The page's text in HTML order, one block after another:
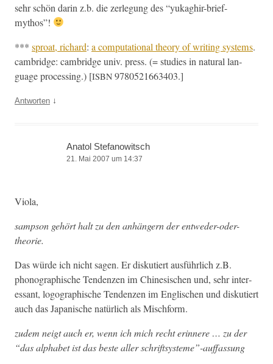
sehr schön darin z.b. die zer­legung des “yuk­aghir-brief-
mythos”!
*** sproat, richard: a com­pu­ta­tion­al the­o­ry of writ­ing sys­tems.
cam­bridge: cam­bridge univ. press. (= stud­ies in nat­ur­al lan­
guage pro­cess­ing.) [ISBN 9780521663403.]
Antworten ↓
Anatol Stefanowitsch
21. Mai 2007 um 14:37
Vio­la,
samp­son gehört halt zu den anhängern der entweder-oder-
theorie.
Das würde ich nicht sagen. Er disku­tiert aus­führlich z.B.
phono­graphis­che Ten­den­zen im Chi­ne­sis­chen und, sehr inter­
es­sant, logographis­che Ten­den­zen im Englis­chen und disku­tiert
auch das Japanis­che natür­lich als Mischform.
zudem neigt auch er, wenn ich mich recht erin­nere … zu der
“das alpha­bet ist das beste aller schriftsysteme”-auffassung